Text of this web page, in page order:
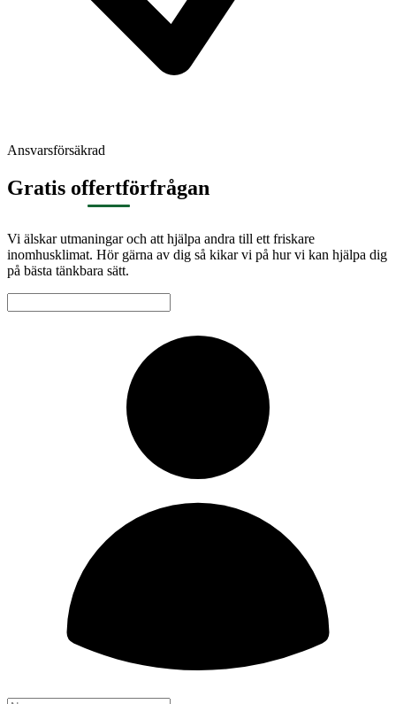
Ansvarsförsäkrad
Gratis offertförfrågan
Vi älskar utmaningar och att hjälpa andra till ett friskare
inomhusklimat. Hör gärna av dig så kikar vi på hur vi kan hjälpa dig
på bästa tänkbara sätt.